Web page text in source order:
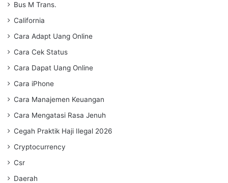
Bus M Trans.
California
Cara Adapt Uang Online
Cara Cek Status
Cara Dapat Uang Online
Cara iPhone
Cara Manajemen Keuangan
Cara Mengatasi Rasa Jenuh
Cegah Praktik Haji Ilegal 2026
Cryptocurrency
Csr
Daerah